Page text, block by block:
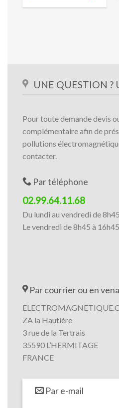
UNE QUESTION ?
Pour toute demande devis
complémentaire afin de
pollutions
contacter.
Par téléphone
02.99.64.11.68
Du lundi au vendredi de
Le vendredi de 8h45 à 16h45
Par courrier ou en
ZA la Hautière
3 rue de la Tertrais
35590 L’HERMITAGE
FRANCE
Par e-mail